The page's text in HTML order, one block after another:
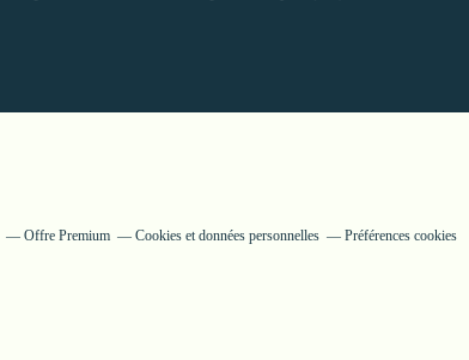
Offre Premium Cookies et données personnelles Préférences cookies